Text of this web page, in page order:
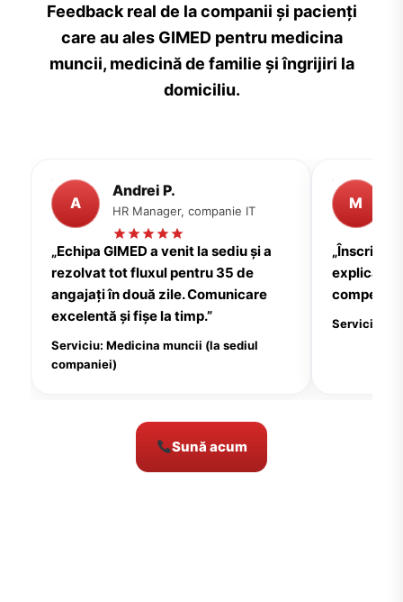
Feedback real de la companii și pacienți
care au ales GIMED pentru medicina
muncii, medicină de familie și îngrijiri la
domiciliu.
A
Andrei P.
HR Manager, companie IT
„Echipa GIMED a venit la sediu și a
rezolvat tot fluxul pentru 35 de
angajați în două zile. Comunicare
excelentă și fișe la timp.”
Serviciu: Medicina muncii (la sediul
companiei)
M
explicații
Serviciu:
Sună acum